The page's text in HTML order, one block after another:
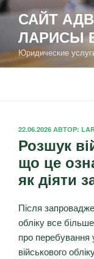
САЙТ
ЛАРИСЫ
Юридические
22.06.2026 АВТОР:
Розшук
що це
як діяти
Після
обліку все
про
військового